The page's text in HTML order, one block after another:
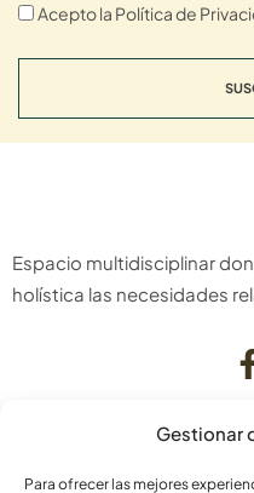
Gestionar
Para ofrecer las mejores
Acepto la Política de
Espacio multidisciplinar
holística las necesidades